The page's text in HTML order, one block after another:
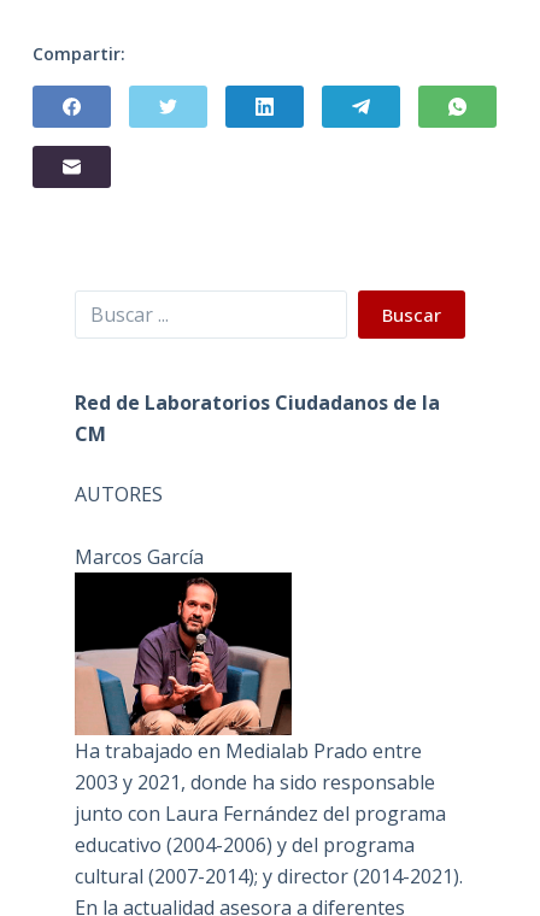
Compartir:
Buscar Buscar
Red de Laboratorios Ciudadanos de la
CM
AUTORES
Marcos García
Ha trabajado en Medialab Prado entre
2003 y 2021, donde ha sido responsable
junto con Laura Fernández del programa
educativo (2004-2006) y del programa
cultural (2007-2014); y director (2014-2021).
En la actualidad asesora a diferentes